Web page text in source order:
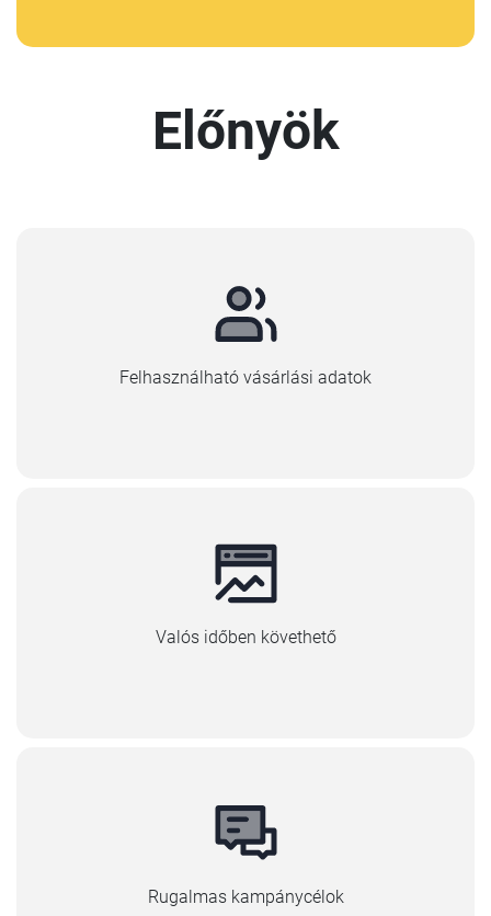
Előnyök
Felhasználható vásárlási adatok
Valós időben követhető
Rugalmas kampánycélok